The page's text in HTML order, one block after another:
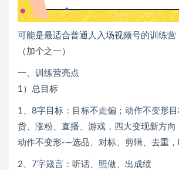
可能是最适合普通人入场视频号的训练营
（加个之一）
一、训练营亮点
1）总目标
1、8字目标：目标不走偏；动作不变形
货、涨粉、直播、游戏，四大变现新方向
动作不变形-—选品、对标、剪辑、去重
2、7字箴言：听话、照做、出成绩